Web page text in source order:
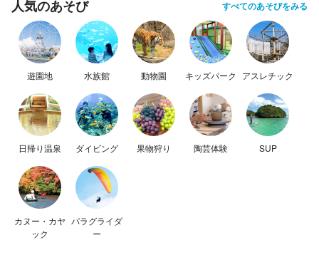
人気のあそび すべてのあそびをみる
遊園地 水族館 動物園 キッズパーク アスレチック
日帰り温泉 ダイビング 果物狩り 陶芸体験 SUP
カヌー・カヤ
ック
パラグライダ
ー